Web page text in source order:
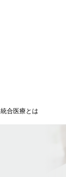
統合医療とは